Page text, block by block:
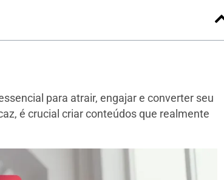
para atrair, engajar e converter seu
é crucial criar conteúdos que realmente